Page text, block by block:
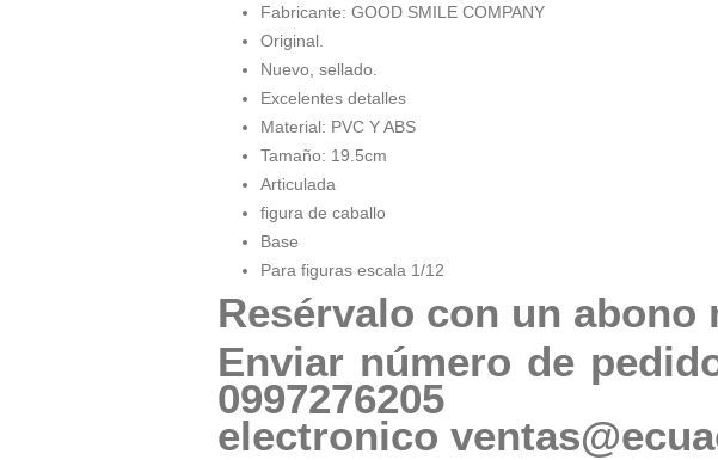
Fabricante: GOOD SMILE COMPANY
Original.
Nuevo, sellado.
Excelentes detalles
Material: PVC Y ABS
Tamaño: 19.5cm
Articulada
figura de caballo
Base
Para figuras escala 1/12
Resérvalo con un
Enviar número de
electronico